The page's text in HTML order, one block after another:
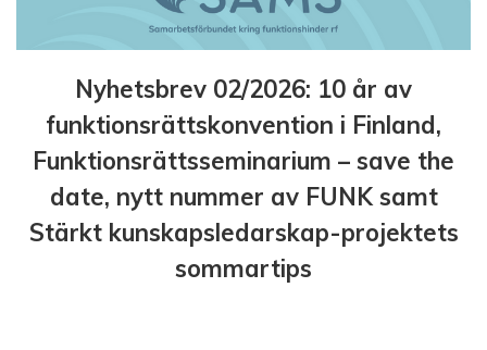
Nyhetsbrev 02/2026: 10 år av
funktionsrättskonvention i Finland,
Funktionsrättsseminarium – save the
date, nytt nummer av FUNK samt
Stärkt kunskapsledarskap-projektets
sommartips